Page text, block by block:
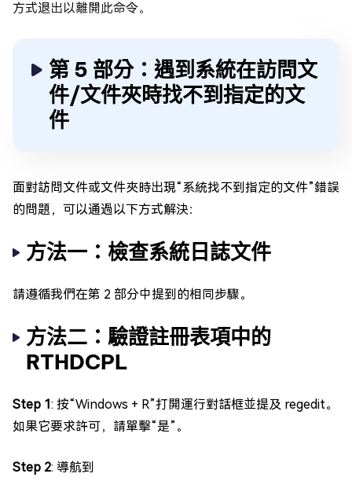
方式退出以離開此命令。
第 5 部分：遇到系統在訪問文
件/文件夾時找不到指定的文
件
面對訪問文件或文件夾時出現“系統找不到指定的文件”錯誤
的問題，可以通過以下方式解決：
方法一：檢查系統日誌文件
請遵循我們在第 2 部分中提到的相同步驟。
方法二：驗證註冊表項中的
RTHDCPL
Step 1 : 按“Windows + R”打開運行對話框並提及 regedit。
如果它要求許可，請單擊“是”。
Step 2: 導航到